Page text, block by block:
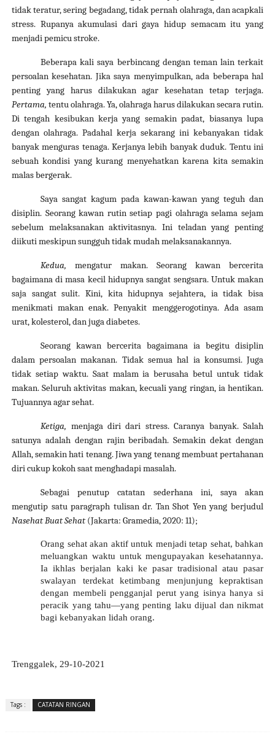
tidak teratur, sering begadang, tidak pernah olahraga, dan acapkali
stress. Rupanya akumulasi dari gaya hidup semacam itu yang
menjadi pemicu stroke.
Beberapa kali saya berbincang dengan teman lain terkait
persoalan kesehatan. Jika saya menyimpulkan, ada beberapa hal
penting yang harus dilakukan agar kesehatan tetap terjaga.
Pertama, tentu olahraga. Ya, olahraga harus dilakukan secara rutin.
Di tengah kesibukan kerja yang semakin padat, biasanya lupa
dengan olahraga. Padahal kerja sekarang ini kebanyakan tidak
banyak menguras tenaga. Kerjanya lebih banyak duduk. Tentu ini
sebuah kondisi yang kurang menyehatkan karena kita semakin
malas bergerak.
Saya sangat kagum pada kawan-kawan yang teguh dan
disiplin. Seorang kawan rutin setiap pagi olahraga selama sejam
sebelum melaksanakan aktivitasnya. Ini teladan yang penting
diikuti meskipun sungguh tidak mudah melaksanakannya.
Kedua,mengatur makan. Seorang kawan bercerita
bagaimana di masa kecil hidupnya sangat sengsara. Untuk makan
saja sangat sulit. Kini, kita hidupnya sejahtera, ia tidak bisa
menikmati makan enak. Penyakit menggerogotinya. Ada asam
urat, kolesterol, dan juga diabetes.
Seorang kawan bercerita bagaimana ia begitu disiplin
dalam persoalan makanan. Tidak semua hal ia konsumsi. Juga
tidak setiap waktu. Saat malam ia berusaha betul untuk tidak
makan. Seluruh aktivitas makan, kecuali yang ringan, ia hentikan.
Tujuannya agar sehat.
Ketiga, menjaga diri dari stress. Caranya banyak. Salah
satunya adalah dengan rajin beribadah. Semakin dekat dengan
Allah, semakin hati tenang. Jiwa yang tenang membuat pertahanan
diri cukup kokoh saat menghadapi masalah.
Sebagai penutup catatan sederhana ini, saya akan
mengutip satu paragraph tulisan dr. Tan Shot Yen yang berjudul
Nasehat Buat Sehat(Jakarta: Gramedia, 2020: 11);
Orang sehat akan aktif untuk menjadi tetap sehat, bahkan
meluangkan waktu untuk mengupayakan kesehatannya.
Ia ikhlas berjalan kaki ke pasar tradisional atau pasar
swalayan terdekat ketimbang menjunjung kepraktisan
dengan membeli pengganjal perut yang isinya hanya si
peracik yang tahu—yang penting laku dijual dan nikmat
bagi kebanyakan lidah orang.
Trenggalek, 29-10-2021
Tags : CATATAN RINGAN